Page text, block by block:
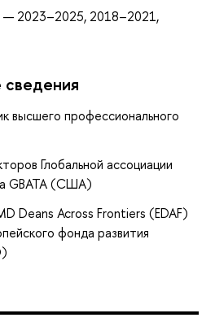
— 2023–2025, 2018–2021,
высшего профессионального
Глобальной ассоциации
GBATA (США)
Deans Across Frontiers (EDAF)
фонда развития